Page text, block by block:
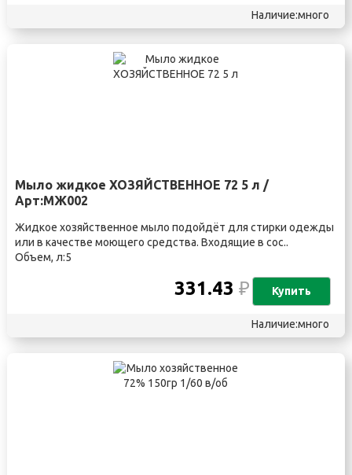
Наличие:много
Мыло жидкое ХОЗЯЙСТВЕННОЕ 72 5 л /
Арт:МЖ002
Жидкое хозяйственное мыло подойдёт для стирки одежды
или в качестве моющего средства. Входящие в сос..
Объем, л:5
331.43₽ Купить
Наличие:много